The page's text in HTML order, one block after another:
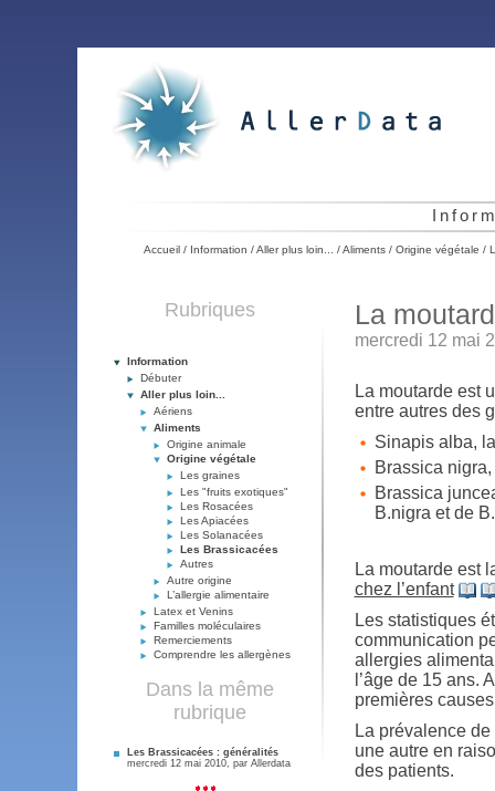
Accueil/ Information /Aller plus loin... /Aliments/ Origine végétale /
La
mercredi 12 mai
La moutarde est
entre autres des
Sinapis alba,
Brassica
Brassica
B.nigra et de
La moutarde est
chez l’enfant
Les statistiques
communication
allergies
l’âge de 15 ans.
premières
La prévalence
une autre en
des patients.
Rubriques
Information
Débuter
Aller plus loin...
Aériens
Aliments
Origine animale
Origine végétale
Les graines
Les "fruits exotiques"
Les Rosacées
Les Apiacées
Les Solanacées
Les Brassicacées
Autres
Autre origine
L’allergie alimentaire
Latex et Venins
Familles moléculaires
Remerciements
Comprendre les allergènes
Dans la même
rubrique
Les Brassicacées : généralités
mercredi 12 mai 2010, par Allerdata